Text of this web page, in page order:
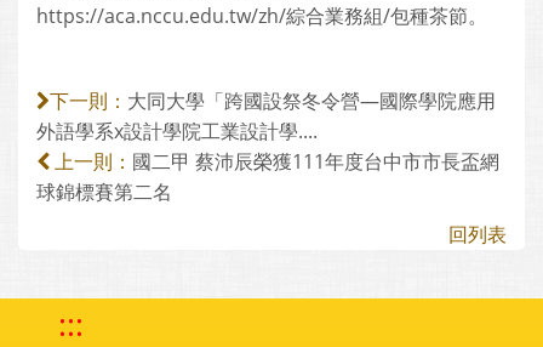
https://aca.nccu.edu.tw/zh/綜合業務組/包種茶節。
下一則： 大同大學「跨國設祭冬令營—國際學院應用
外語學系x設計學院工業設計學....
上一則： 國二甲 蔡沛辰榮獲111年度台中市市長盃網
球錦標賽第二名
回列表
:::